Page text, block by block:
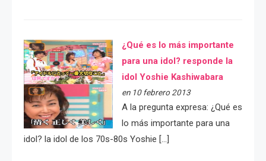
¿Qué es lo más importante
para una idol? responde la
idol Yoshie Kashiwabara
en 10 febrero 2013
A la pregunta expresa: ¿Qué es
lo más importante para una
idol? la idol de los 70s-80s Yoshie […]